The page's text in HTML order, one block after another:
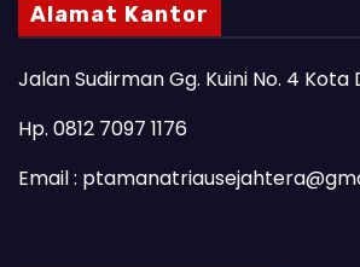
Alamat Kantor
Jalan Sudirman Gg. Kuini No. 4 Kota
Hp. 0812 7097 1176
Email :